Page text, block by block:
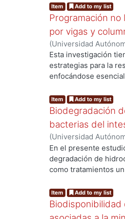
Item Add to my list
Programación
por vigas y
(Universidad
Flores Aceves,
Esta investigación
estrategias para la
enfocándose
minimizar el peso
misma. El proceso
normativo; sin
fundamentarse en
su viabilidad, las
únicamente
óptimas. Debido a la
programación no
su robustez para
capacidad para
programación de
Item Add to my list
Biodegradación
bacterias del
(Universidad
Buñay Calle, Marco
En el presente
degradación de
como tratamientos
disminución
tratamientos a lo
diferente entre
Item Add to my list